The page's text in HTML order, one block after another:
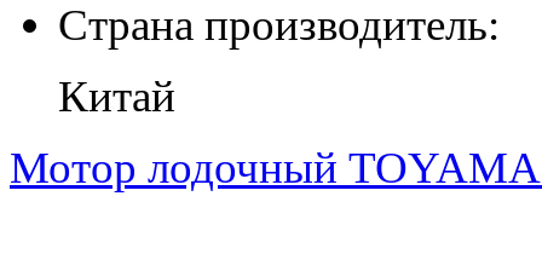
Страна производитель:
Китай
Мотор лодочный